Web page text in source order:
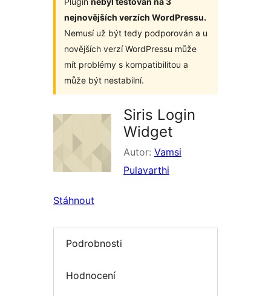
nejnovějších verzích WordPressu.
Nemusí už být tedy podporován a u
novějších verzí WordPressu může
mít problémy s kompatibilitou a
může být nestabilní.
Siris Login
Widget
Autor: Vamsi
Pulavarthi
Stáhnout
Podrobnosti
Hodnocení